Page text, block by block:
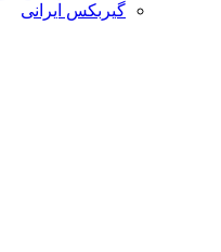
گیربکس ایرانی